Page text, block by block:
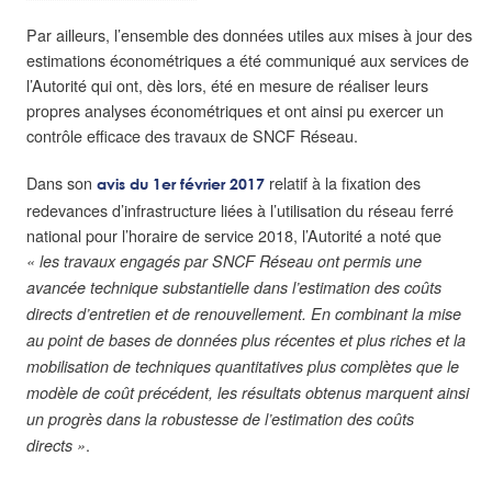
Par ailleurs, l’ensemble des données utiles aux mises à jour des
estimations économétriques a été communiqué aux services de
l’Autorité qui ont, dès lors, été en mesure de réaliser leurs
propres analyses économétriques et ont ainsi pu exercer un
contrôle efficace des travaux de SNCF Réseau.
Dans son avis du 1er février 2017 relatif à la fixation des
redevances d’infrastructure liées à l’utilisation du réseau ferré
national pour l’horaire de service 2018, l’Autorité a noté que
« les travaux engagés par SNCF Réseau ont permis une
avancée technique substantielle dans l’estimation des coûts
directs d’entretien et de renouvellement. En combinant la mise
au point de bases de données plus récentes et plus riches et la
mobilisation de techniques quantitatives plus complètes que le
modèle de coût précédent, les résultats obtenus marquent ainsi
un progrès dans la robustesse de l’estimation des coûts
directs ».